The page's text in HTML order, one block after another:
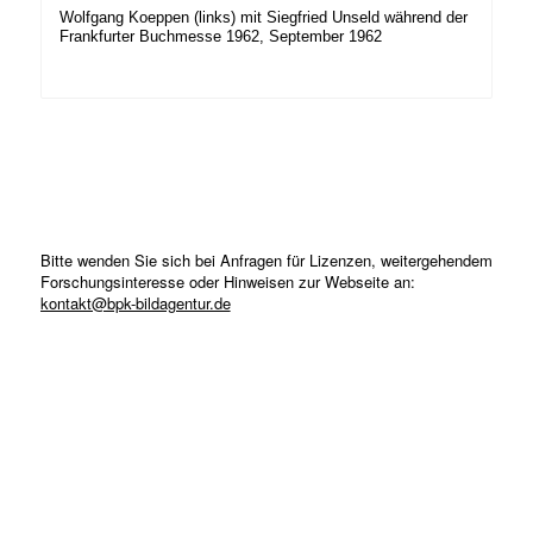
Wolfgang Koeppen (links) mit Siegfried Unseld während der
Frankfurter Buchmesse 1962, September 1962
Bitte wenden Sie sich bei Anfragen für Lizenzen, weitergehendem
Forschungsinteresse oder Hinweisen zur Webseite an:
kontakt@bpk-bildagentur.de